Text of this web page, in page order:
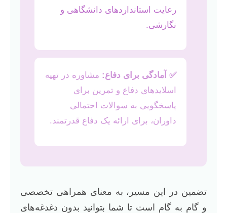
رعایت استانداردهای دانشگاهی و
نگارشی.
✅ آمادگی برای دفاع: مشاوره در تهیه
اسلایدهای دفاع و تمرین برای
پاسخگویی به سوالات احتمالی
داوران، برای ارائه یک دفاع قدرتمند.
تضمین در این مسیر، به معنای همراهی تخصصی
و گام به گام است تا شما بتوانید بدون دغدغه‌های